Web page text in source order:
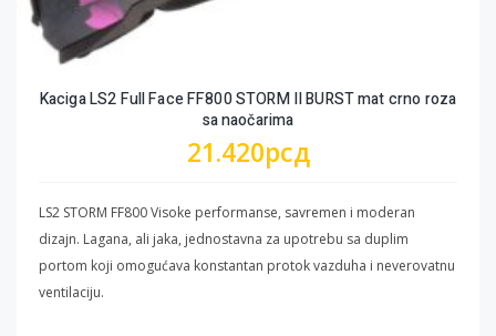
VENTILACIONI SISTEM - Izduvni Kanal - Donja Ventilacija -Gornja
Ventilacija
Kaciga LS2 Full Face FF800 STORM II BURST mat crno roza
sa naočarima
21.420рсд
LS2 STORM FF800 Visoke performanse, savremen i moderan
dizajn. Lagana, ali jaka, jednostavna za upotrebu sa duplim
portom koji omogućava konstantan protok vazduha i neverovatnu
ventilaciju.